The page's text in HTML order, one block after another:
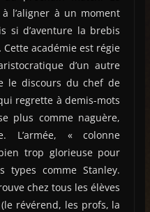
l’aligner à un moment
si d’aventure la brebis
académie est régie
d’un autre
le discours du chef de
regrette à demis-mots
plus comme naguère,
L’armée, « colonne
trop glorieuse pour
types comme Stanley.
chez tous les élèves
révérend, les profs, la